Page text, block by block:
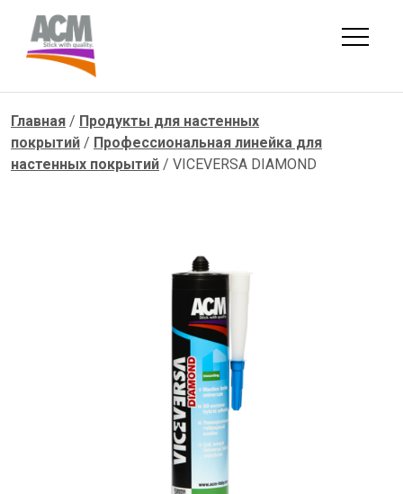
content
Главная / Продукты для настенных
покрытий / Профессиональная линейка для
настенных покрытий / VICEVERSA DIAMOND